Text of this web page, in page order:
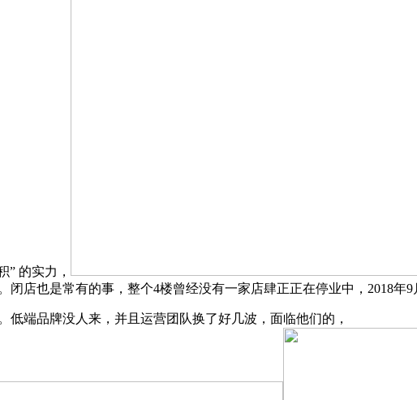
” 的实力，
店也是常有的事，整个4楼曾经没有一家店肆正正在停业中，2018年9
端品牌没人来，并且运营团队换了好几波，面临他们的，